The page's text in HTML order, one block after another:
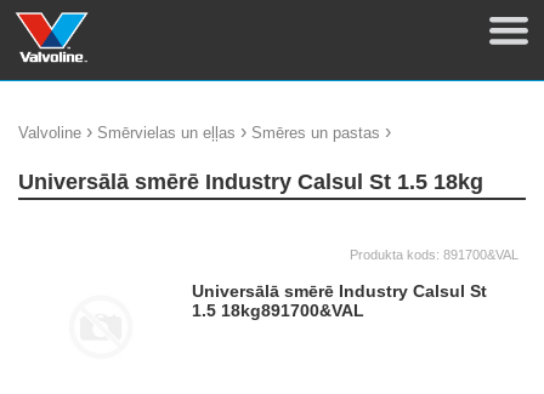
Valvoline › Smērvielas un eļļas › Smēres un pastas ›
Universālā smērē Industry Calsul St 1.5 18kg
Produkta kods: 891700&VAL
Universālā smērē Industry Calsul St
1.5 18kg891700&VAL